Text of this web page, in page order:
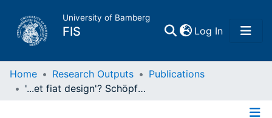
University of Bamberg
FIS Log In(current)
Home
Home Research Outputs
Publications
'...et fiat design'? Schöpfungstheologie und der neue Streit um die Evolutionstheorie